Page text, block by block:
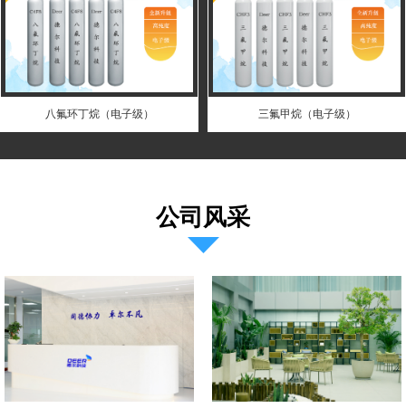
八氟环丁烷（电子级） 三氟甲烷（电子级）
公司风采